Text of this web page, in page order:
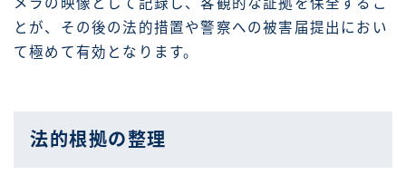
とが、その後の法的措置や警察への被害届提出におい
て極めて有効となります。
法的根拠の整理